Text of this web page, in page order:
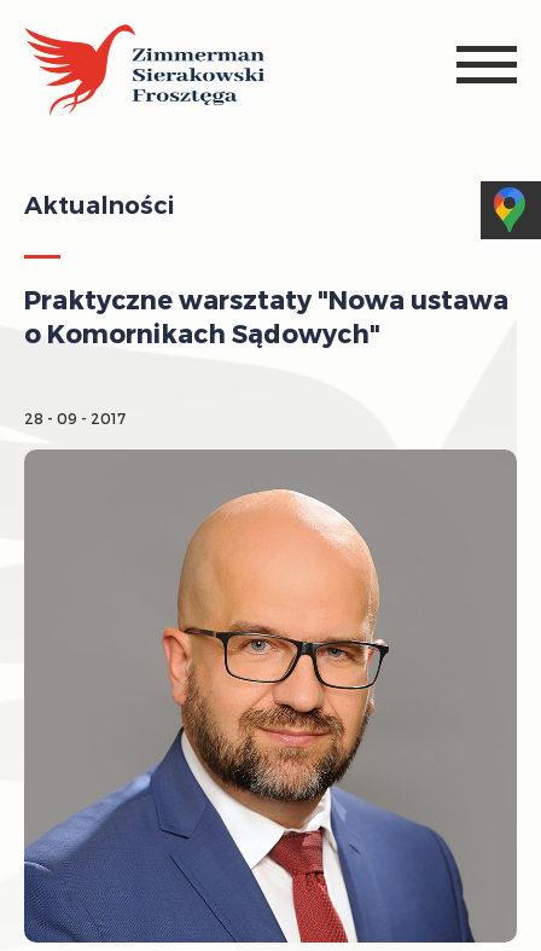
Aktualności
Praktyczne warsztaty "Nowa ustawa
o Komornikach Sądowych"
28 - 09 - 2017